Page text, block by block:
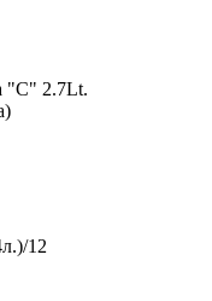
"C" 2.7Lt.
12